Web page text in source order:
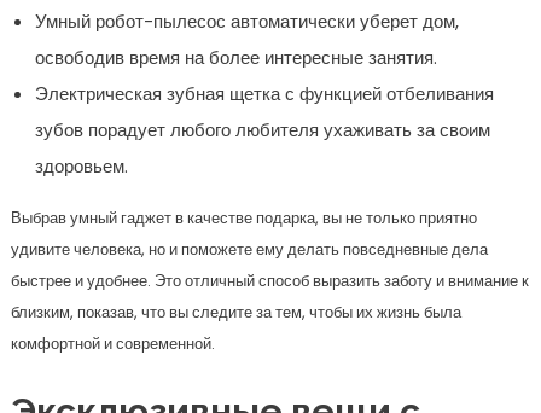
Умный робот-пылесос автоматически уберет дом,
освободив время на более интересные занятия.
Электрическая зубная щетка с функцией отбеливания
зубов порадует любого любителя ухаживать за своим
здоровьем.
Выбрав умный гаджет в качестве подарка, вы не только приятно
удивите человека, но и поможете ему делать повседневные дела
быстрее и удобнее. Это отличный способ выразить заботу и внимание к
близким, показав, что вы следите за тем, чтобы их жизнь была
комфортной и современной.